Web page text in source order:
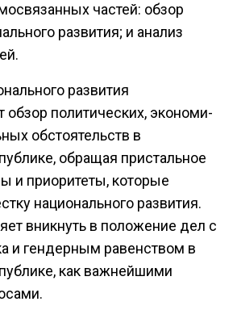
частей: обзор
развития; и анализ
развития
обзор политических, экономи­
обстоятельств в
обращая пристальное
и приоритеты, которые
национального развития.
вникнуть в положение дел с
и гендерным равенством в
как важнейшими